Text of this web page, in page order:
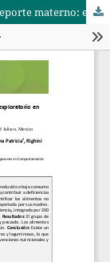
Alimentos no consumidos por niños según reporte materno: estudio exploratorio en municipios de Jalisco, México